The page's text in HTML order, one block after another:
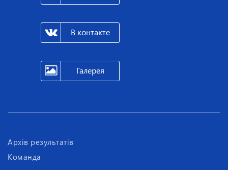
В контакте
Галерея
Архів результатів
Команда